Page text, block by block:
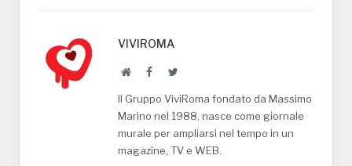
VIVIROMA
WebsiteFacebookTwitter
Il Gruppo ViviRoma fondato da Massimo
Marino nel 1988, nasce come giornale
murale per ampliarsi nel tempo in un
magazine, TV e WEB.